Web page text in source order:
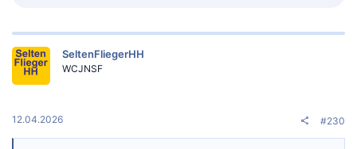
k
i
o
:
SeltenFliegerHH
WCJNSF
12.04.2026 #230